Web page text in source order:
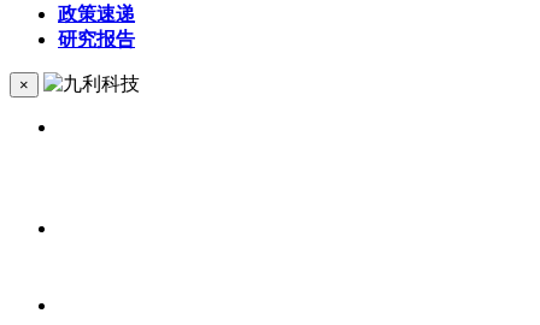
政策速递
研究报告
×